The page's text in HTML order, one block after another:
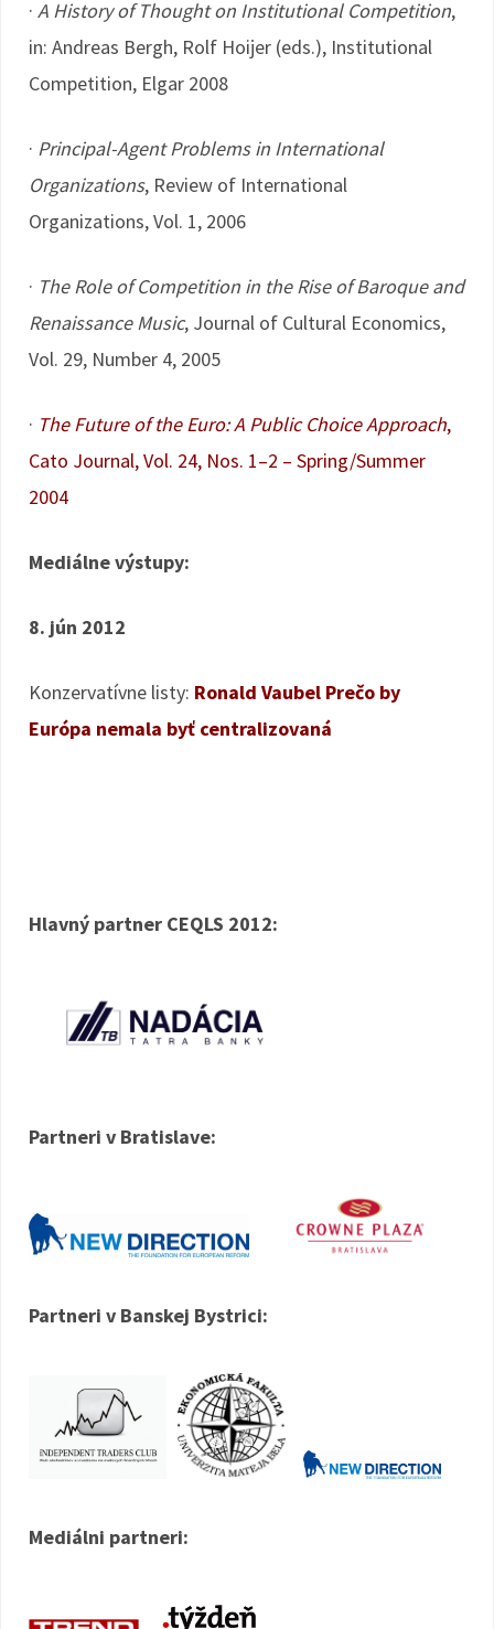
· A History of Thought on Institutional Competition,
in: Andreas Bergh, Rolf Hoijer (eds.), Institutional
Competition, Elgar 2008
· Principal-Agent Problems in International
Organizations, Review of International
Organizations, Vol. 1, 2006
· The Role of Competition in the Rise of Baroque and
Renaissance Music, Journal of Cultural Economics,
Vol. 29, Number 4, 2005
· The Future of the Euro: A Public Choice Approach,
Cato Journal, Vol. 24, Nos. 1–2 – Spring/Summer
2004
Mediálne výstupy:
8. jún 2012
Konzervatívne listy: Ronald Vaubel Prečo by
Európa nemala byť centralizovaná
Hlavný partner CEQLS 2012:
Partneri v Bratislave:
Partneri v Banskej Bystrici:
Mediálni partneri: